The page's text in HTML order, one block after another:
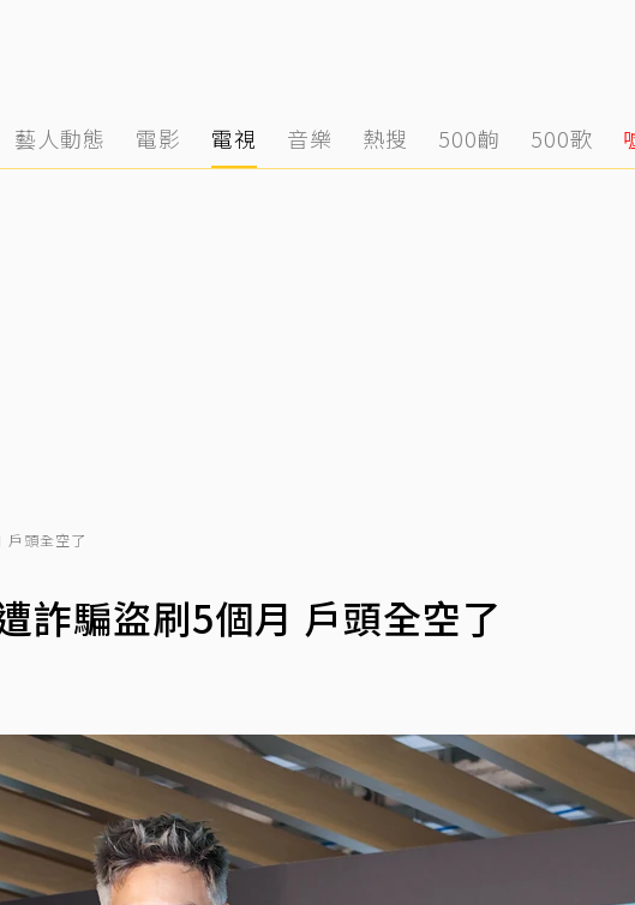
藝人動態 電影 電視 音樂 熱搜 500齣 500歌
戶頭全空了
詐騙盜刷5個月 戶頭全空了